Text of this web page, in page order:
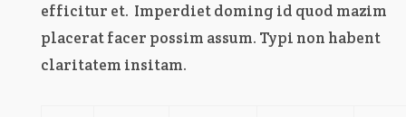
efficitur et. Imperdiet doming id quod mazim
placerat facer possim assum. Typi non habent
claritatem insitam.